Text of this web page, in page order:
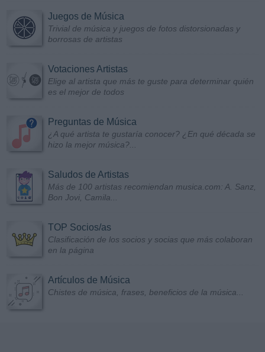
Juegos de Música
Trivial de música y juegos de fotos distorsionadas y
borrosas de artistas
Votaciones Artistas
Elige al artista que más te guste para determinar quién
es el mejor de todos
Preguntas de Música
¿A qué artista te gustaría conocer? ¿En qué década se
hizo la mejor música?...
Saludos de Artistas
Más de 100 artistas recomiendan musica.com: A. Sanz,
Bon Jovi, Camila...
TOP Socios/as
Clasificación de los socios y socias que más colaboran
en la página
Artículos de Música
Chistes de música, frases, beneficios de la música...